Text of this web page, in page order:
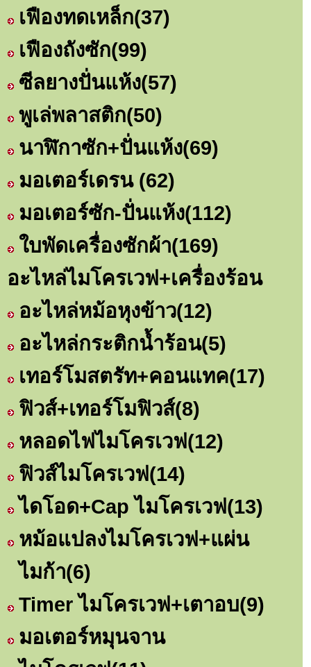
เฟืองทดเหล็ก(37)
เฟืองถังซัก(99)
ซีลยางปั่นแห้ง(57)
พูเล่พลาสติก(50)
นาฬิกาซัก+ปั่นแห้ง(69)
มอเตอร์เดรน (62)
มอเตอร์ซัก-ปั่นแห้ง(112)
ใบพัดเครื่องซักผ้า(169)
อะไหล่ไมโครเวฟ+เครื่องร้อน
อะไหล่หม้อหุงข้าว(12)
อะไหล่กระติกน้ำร้อน(5)
เทอร์โมสตรัท+คอนแทค(17)
ฟิวส์+เทอร์โมฟิวส์(8)
หลอดไฟไมโครเวฟ(12)
ฟิวส์ไมโครเวฟ(14)
ไดโอด+Cap ไมโครเวฟ(13)
หม้อแปลงไมโครเวฟ+แผ่น
ไมก้า(6)
Timer ไมโครเวฟ+เตาอบ(9)
มอเตอร์หมุนจาน